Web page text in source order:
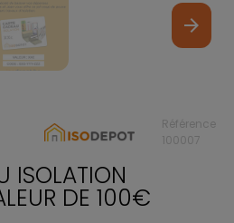
arrow_forward
Référence
100007
ISOLATION
DE 100€